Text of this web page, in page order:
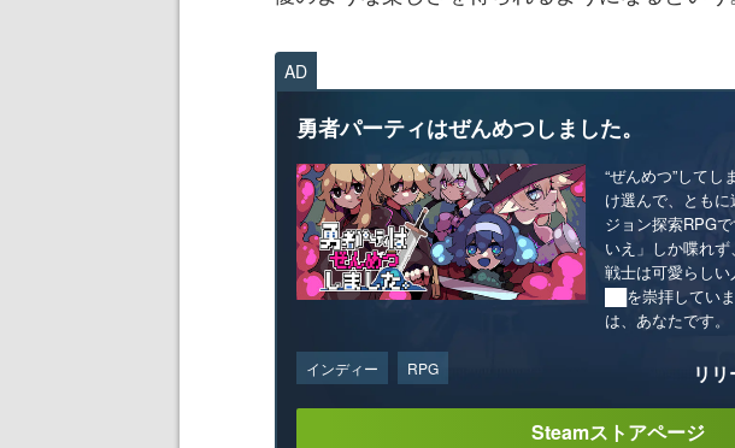
AD
勇者パーティはぜんめつしました。
“ぜんめつ”して
け選んで、とも
ジョン探索RPG
いえ」しか喋れず
戦士は可愛らし
██を崇拝してい
は、あなたです。
インディー RPG リ
Steamストアページ